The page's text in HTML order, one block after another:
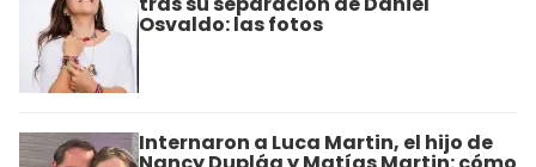
Osvaldo: las fotos
Internaron a Luca Martin, el hijo de